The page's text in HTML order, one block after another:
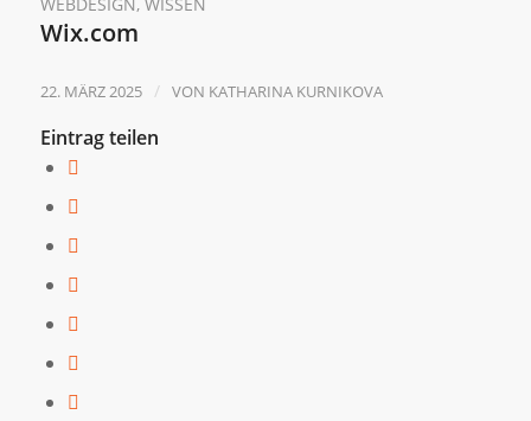
Wix.com
22. MÄRZ 2025 / VON KATHARINA KURNIKOVA
Eintrag teilen